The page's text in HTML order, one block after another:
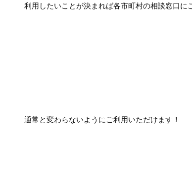
利用したいことが決まれば各市町村の相談窓口に
通常と変わらないようにご利用いただけます！